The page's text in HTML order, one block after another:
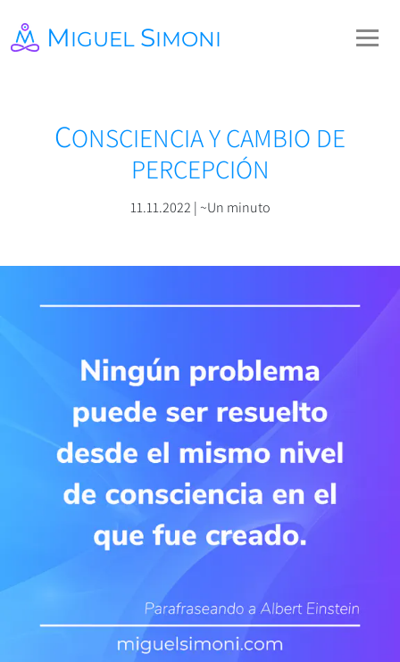
MIGUEL SIMONI
CONSCIENCIA Y CAMBIO DE
PERCEPCIÓN
11.11.2022 | ~Un minuto